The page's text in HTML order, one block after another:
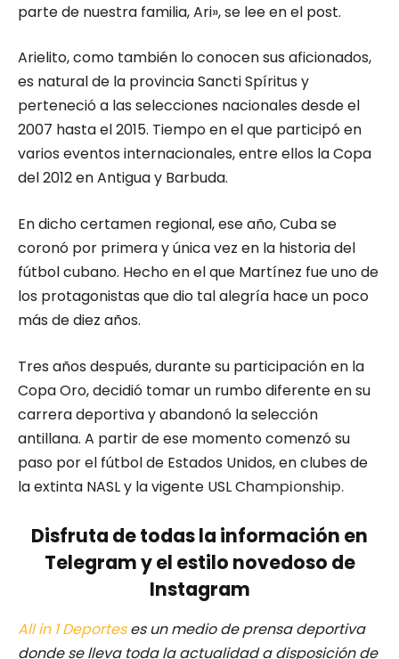
parte de nuestra familia, Ari», se lee en el post.
Arielito, como también lo conocen sus aficionados,
es natural de la provincia Sancti Spíritus y
perteneció a las selecciones nacionales desde el
2007 hasta el 2015. Tiempo en el que participó en
varios eventos internacionales, entre ellos la Copa
del 2012 en Antigua y Barbuda.
En dicho certamen regional, ese año, Cuba se
coronó por primera y única vez en la historia del
fútbol cubano. Hecho en el que Martínez fue uno de
los protagonistas que dio tal alegría hace un poco
más de diez años.
Tres años después, durante su participación en la
Copa Oro, decidió tomar un rumbo diferente en su
carrera deportiva y abandonó la selección
antillana. A partir de ese momento comenzó su
paso por el fútbol de Estados Unidos, en clubes de
la extinta NASL y la vigente USL Championship.
Disfruta de todas la información en
Telegram y el estilo novedoso de
Instagram
All in 1 Deporteses un medio de prensa deportiva
donde se lleva toda la actualidad a disposición de